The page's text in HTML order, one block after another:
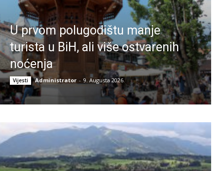
U prvom polugodištu manje
turista u BiH, ali više ostvarenih
noćenja
Vijesti Administrator - 9. Augusta 2026.